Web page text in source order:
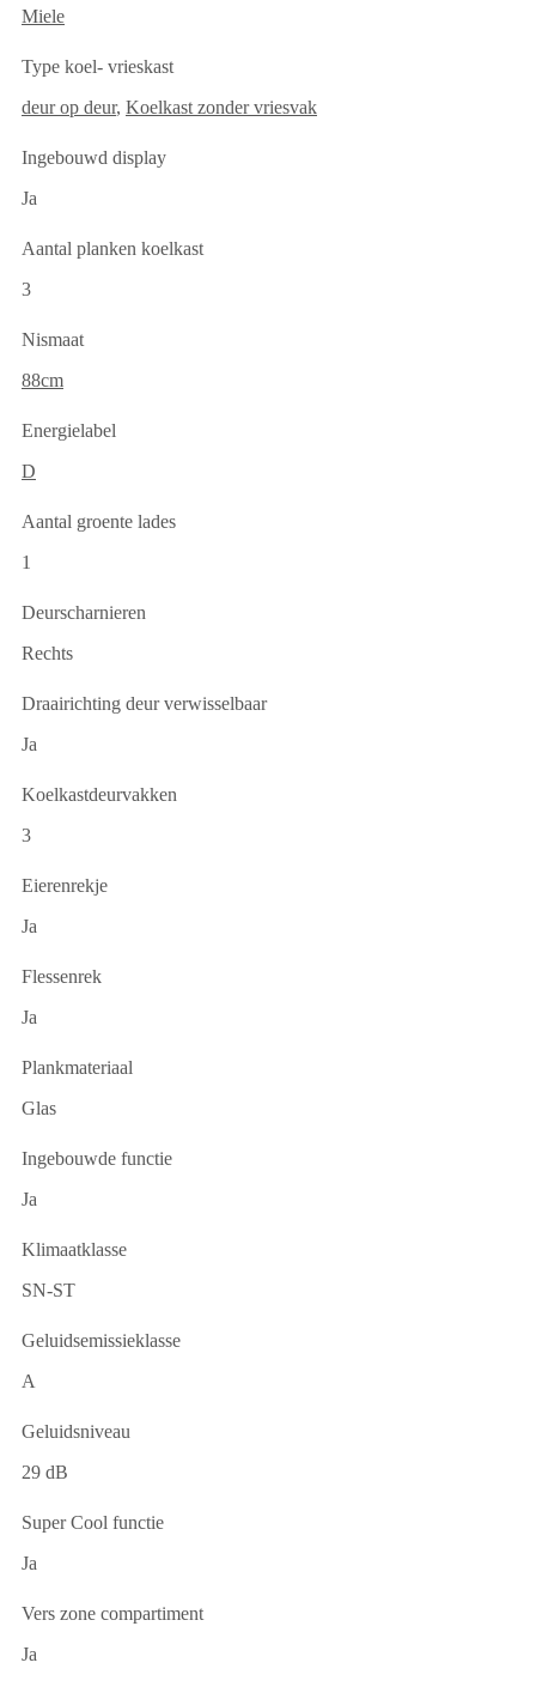
Miele
Type koel- vrieskast
deur op deur, Koelkast zonder vriesvak
Ingebouwd display
Ja
Aantal planken koelkast
3
Nismaat
88cm
Energielabel
D
Aantal groente lades
1
Deurscharnieren
Rechts
Draairichting deur verwisselbaar
Ja
Koelkastdeurvakken
3
Eierenrekje
Ja
Flessenrek
Ja
Plankmateriaal
Glas
Ingebouwde functie
Ja
Klimaatklasse
SN-ST
Geluidsemissieklasse
A
Geluidsniveau
29 dB
Super Cool functie
Ja
Vers zone compartiment
Ja